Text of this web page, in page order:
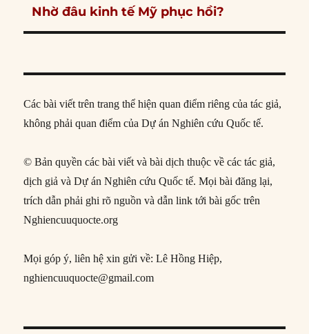
Next
post:
Nhờ đâu kinh tế Mỹ phục hồi?
Các bài viết trên trang thể hiện quan điểm riêng của tác giả,
không phải quan điểm của Dự án Nghiên cứu Quốc tế.
© Bản quyền các bài viết và bài dịch thuộc về các tác giả,
dịch giả và Dự án Nghiên cứu Quốc tế. Mọi bài đăng lại,
trích dẫn phải ghi rõ nguồn và dẫn link tới bài gốc trên
Nghiencuuquocte.org
Mọi góp ý, liên hệ xin gửi về: Lê Hồng Hiệp,
nghiencuuquocte@gmail.com